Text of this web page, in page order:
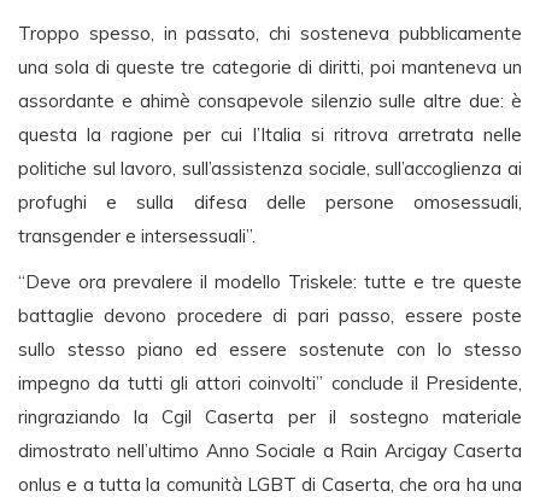
Troppo spesso, in passato, chi sosteneva pubblicamente
una sola di queste tre categorie di diritti, poi manteneva un
assordante e ahimè consapevole silenzio sulle altre due: è
questa la ragione per cui l’Italia si ritrova arretrata nelle
politiche sul lavoro, sull’assistenza sociale, sull’accoglienza ai
profughi e sulla difesa delle persone omosessuali,
transgender e intersessuali”.
“Deve ora prevalere il modello Triskele: tutte e tre queste
battaglie devono procedere di pari passo, essere poste
sullo stesso piano ed essere sostenute con lo stesso
impegno da tutti gli attori coinvolti” conclude il Presidente,
ringraziando la Cgil Caserta per il sostegno materiale
dimostrato nell’ultimo Anno Sociale a Rain Arcigay Caserta
onlus e a tutta la comunità LGBT di Caserta, che ora ha una